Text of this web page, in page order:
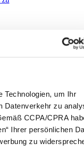
Technologien, um Ihr
Datenverkehr zu
CCPA/CPRA
Ihrer persönlichen
zu
Club
Sie exklusive